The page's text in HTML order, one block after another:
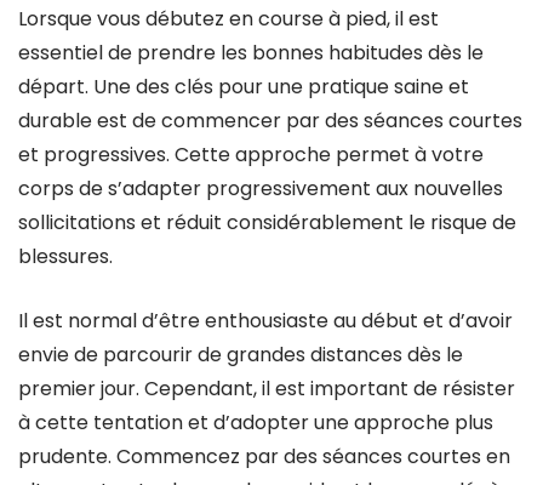
Lorsque vous débutez en course à pied, il est
essentiel de prendre les bonnes habitudes dès le
départ. Une des clés pour une pratique saine et
durable est de commencer par des séances courtes
et progressives. Cette approche permet à votre
corps de s’adapter progressivement aux nouvelles
sollicitations et réduit considérablement le risque de
blessures.
Il est normal d’être enthousiaste au début et d’avoir
envie de parcourir de grandes distances dès le
premier jour. Cependant, il est important de résister
à cette tentation et d’adopter une approche plus
prudente. Commencez par des séances courtes en